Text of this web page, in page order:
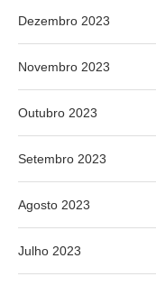
Dezembro 2023
Novembro 2023
Outubro 2023
Setembro 2023
Agosto 2023
Julho 2023